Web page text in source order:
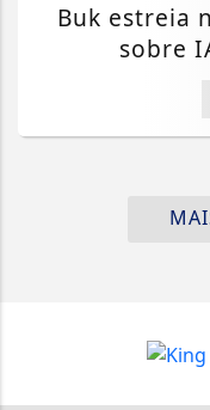
Buk estreia
sobre